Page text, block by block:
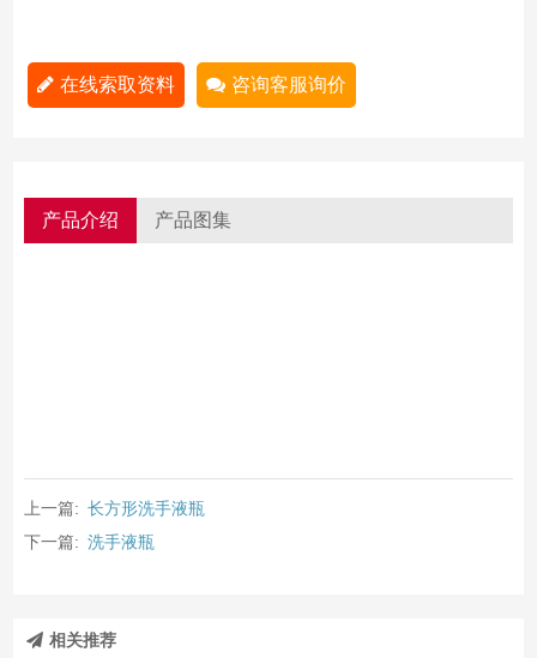
在线索取资料 咨询客服询价
产品介绍 产品图集
上一篇: 长方形洗手液瓶
下一篇: 洗手液瓶
相关推荐